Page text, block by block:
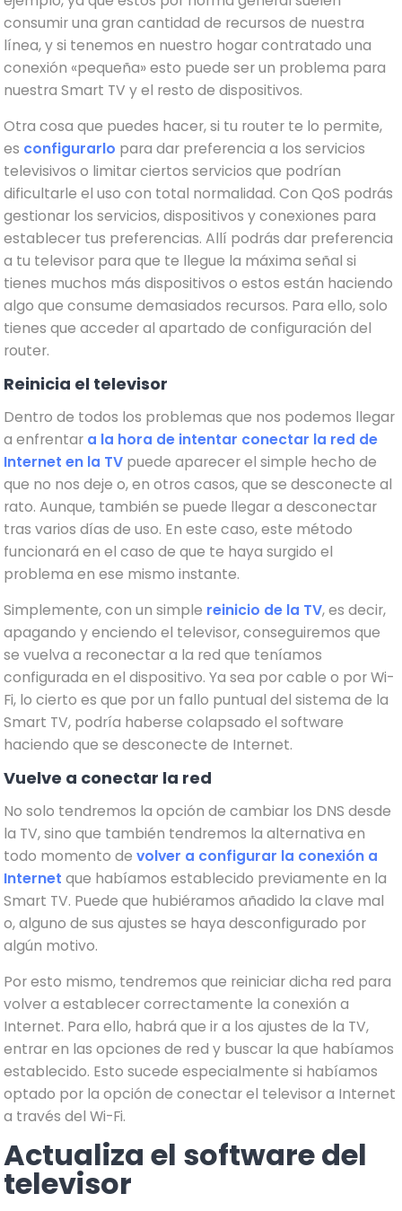
consumir una gran cantidad de recursos de nuestra
línea, y si tenemos en nuestro hogar contratado una
conexión «pequeña» esto puede ser un problema para
nuestra Smart TV y el resto de dispositivos.
Otra cosa que puedes hacer, si tu router te lo permite,
es configurarlo para dar preferencia a los servicios
televisivos o limitar ciertos servicios que podrían
dificultarle el uso con total normalidad. Con QoS podrás
gestionar los servicios, dispositivos y conexiones para
establecer tus preferencias. Allí podrás dar preferencia
a tu televisor para que te llegue la máxima señal si
tienes muchos más dispositivos o estos están haciendo
algo que consume demasiados recursos. Para ello, solo
tienes que acceder al apartado de configuración del
router.
Reinicia el televisor
Dentro de todos los problemas que nos podemos llegar
a enfrentar a la hora de intentar conectar la red de
Internet en la TV puede aparecer el simple hecho de
que no nos deje o, en otros casos, que se desconecte al
rato. Aunque, también se puede llegar a desconectar
tras varios días de uso. En este caso, este método
funcionará en el caso de que te haya surgido el
problema en ese mismo instante.
Simplemente, con un simple reinicio de la TV, es decir,
apagando y enciendo el televisor, conseguiremos que
se vuelva a reconectar a la red que teníamos
configurada en el dispositivo. Ya sea por cable o por Wi-
Fi, lo cierto es que por un fallo puntual del sistema de la
Smart TV, podría haberse colapsado el software
haciendo que se desconecte de Internet.
Vuelve a conectar la red
No solo tendremos la opción de cambiar los DNS desde
la TV, sino que también tendremos la alternativa en
todo momento devolver a configurar la conexión a
Internet que habíamos establecido previamente en la
Smart TV. Puede que hubiéramos añadido la clave mal
o, alguno de sus ajustes se haya desconfigurado por
algún motivo.
Por esto mismo, tendremos que reiniciar dicha red para
volver a establecer correctamente la conexión a
Internet. Para ello, habrá que ir a los ajustes de la TV,
entrar en las opciones de red y buscar la que habíamos
establecido. Esto sucede especialmente si habíamos
optado por la opción de conectar el televisor a Internet
a través del Wi-Fi.
Actualiza el software del
televisor